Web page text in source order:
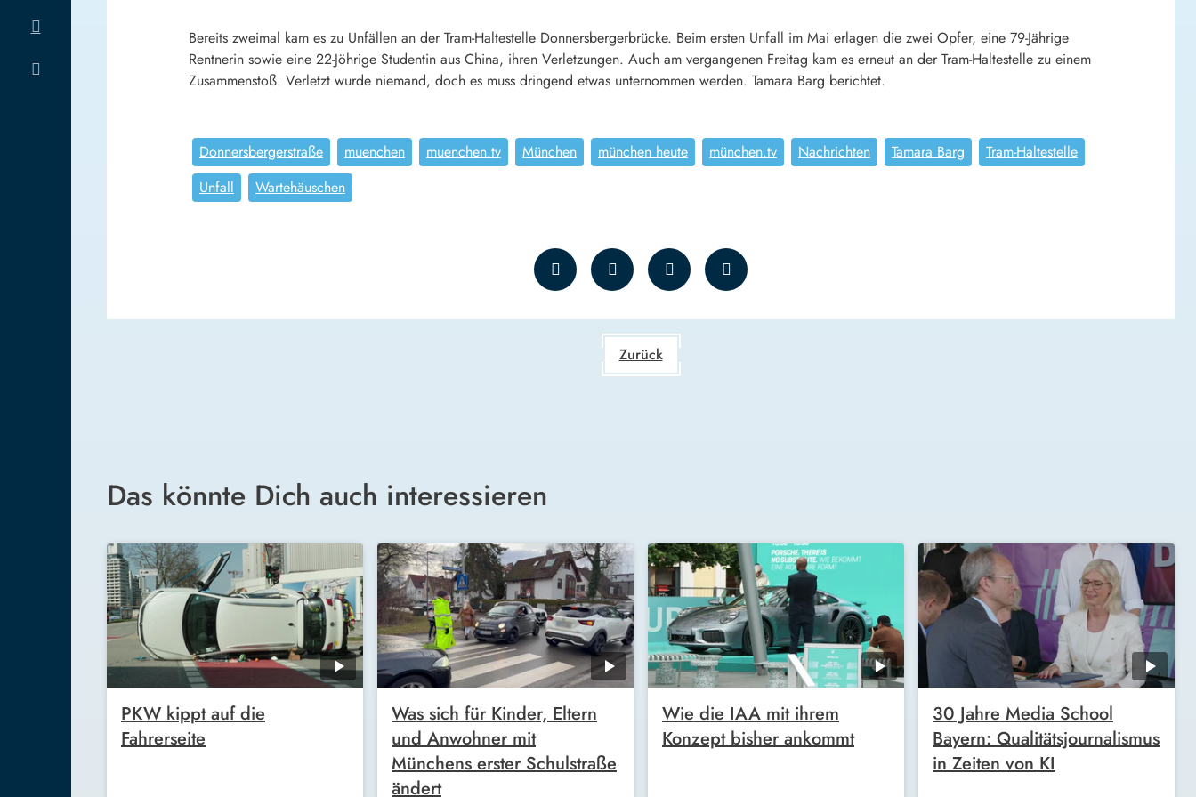
Bereits zweimal kam es zu Unfällen an der Tram-Haltestelle Donnersbergerbrücke. Beim ersten Unfall im Mai erlagen die zwei Opfer, eine 79-Jährige
Rentnerin sowie eine 22-Jöhrige Studentin aus China, ihren Verletzungen. Auch am vergangenen Freitag kam es erneut an der Tram-Haltestelle zu einem
Zusammenstoß. Verletzt wurde niemand, doch es muss dringend etwas unternommen werden. Tamara Barg berichtet.
Donnersbergerstraße muenchen muenchen.tv München münchen heute münchen.tv Nachrichten Tamara Barg
Tram-Haltestelle
Unfall
Wartehäuschen
Zurück
Das könnte Dich auch interessieren
PKW kippt auf die
Fahrerseite
Was sich für Kinder, Eltern
und Anwohner mit
Münchens erster Schulstraße
ändert
Wie die IAA mit ihrem
Konzept bisher ankommt
30 Jahre Media School
Bayern: Qualitätsjournalismus
in Zeiten von KI